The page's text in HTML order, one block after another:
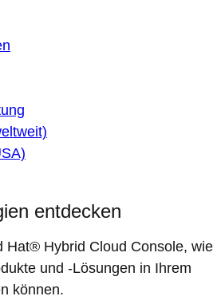
entdecken
Hat® Hybrid Cloud Console, wie
und -Lösungen in Ihrem
können.